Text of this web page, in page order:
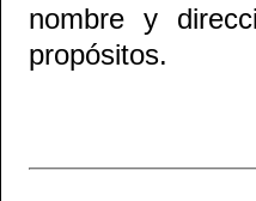
nombre y
propósitos.